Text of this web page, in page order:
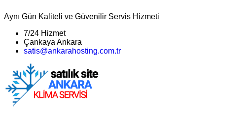
Aynı Gün Kaliteli ve Güvenilir Servis Hizmeti
7/24 Hizmet
Çankaya Ankara
satis@ankarahosting.com.tr